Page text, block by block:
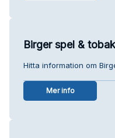
Birger spel & tobak
Hitta information om
Mer info